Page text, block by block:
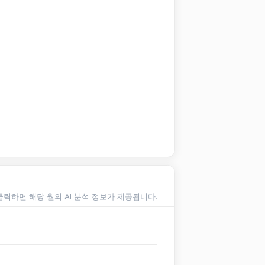
하면 해당 월의 AI 분석 정보가 제공됩니다.